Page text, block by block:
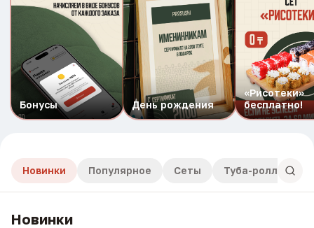
Бонусы День рождения
«Рисотеки»
бесплатно!
Новинки Популярное Сеты Туба-роллы
Новинки